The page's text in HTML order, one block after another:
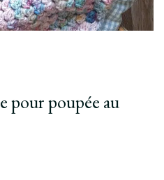
pour poupée au